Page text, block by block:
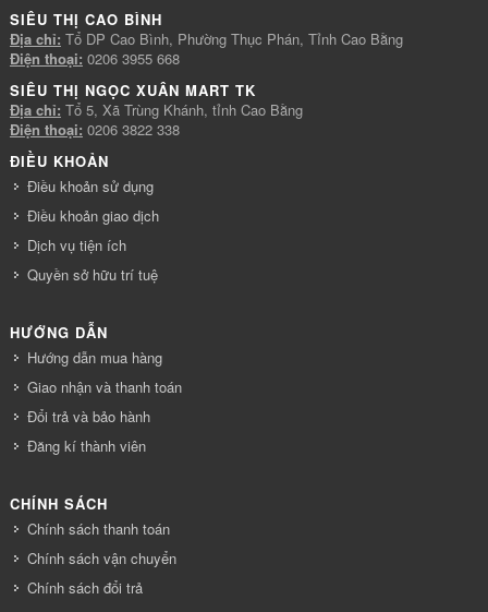
SIÊU THỊ CAO BÌNH
Địa chỉ: Tổ DP Cao Bình, Phường Thục Phán, Tỉnh Cao Bằng
Điện thoại: 0206 3955 668
SIÊU THỊ NGỌC XUÂN MART TK
Địa chỉ: Tổ 5, Xã Trùng Khánh, tỉnh Cao Bằng
Điện thoại: 0206 3822 338
ĐIỀU KHOẢN
Điều khoản sử dụng
Điều khoản giao dịch
Dịch vụ tiện ích
Quyền sở hữu trí tuệ
HƯỚNG DẪN
Hướng dẫn mua hàng
Giao nhận và thanh toán
Đổi trả và bảo hành
Đăng kí thành viên
CHÍNH SÁCH
Chính sách thanh toán
Chính sách vận chuyển
Chính sách đổi trả